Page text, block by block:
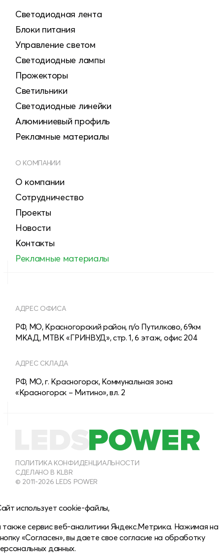
8 (495) 150-40-54
ОТДЕЛ ПРОДАЖ ДЛЯ ЮРИДИЧЕСКИХ ЛИЦ
info@leds-power.ru
ПО ВОПРОСАМ СОТРУДНИЧЕСТВА
Светодиодная лента
Блоки питания
Управление светом
Светодиодные лампы
Прожекторы
Светильники
Светодиодные линейки
Алюминиевый профиль
Рекламные материалы
О КОМПАНИИ
О компании
Сотрудничество
Проекты
Новости
Контакты
Рекламные материалы
АДРЕС ОФИСА
РФ, МО, Красногорский район, п/о Путилково, 69км
МКАД, МТВК «ГРИНВУД», стр. 1, 6 этаж, офис 204
АДРЕС СКЛАДА
РФ, МО, г. Красногорск, Коммунальная зона
«Красногорск – Митино», вл. 2
© 2011-2026 LEDS POWER
ПОЛИТИКА КОНФИДЕНЦИАЛЬНОСТИ
СДЕЛАНО В KLBR
использует cookie-файлы,
также сервис веб-аналитики Яндекс.Метрика. Нажимая на
«Согласен», вы даете своесогласие на обработку
данных.